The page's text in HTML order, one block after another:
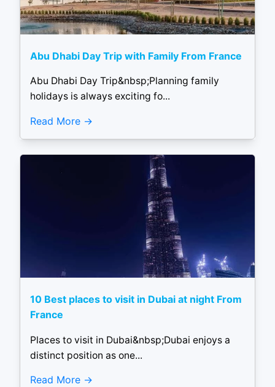
Abu Dhabi Day Trip with Family From France
Abu Dhabi Day Trip&nbsp;Planning family
holidays is always exciting fo...
Read More
10 Best places to visit in Dubai at night From
France
Places to visit in Dubai&nbsp;Dubai enjoys a
distinct position as one...
Read More